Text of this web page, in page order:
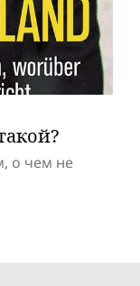
о чем не